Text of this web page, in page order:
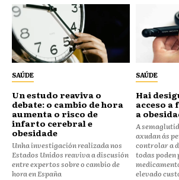
SAÚDE
Un estudo reaviva o
debate: o cambio de hora
aumenta o risco de
infarto cerebral e
obesidade
Unha investigación realizada nos
Estados Unidos reaviva a discusión
entre expertos sobre o cambio de
hora en España
SAÚDE
Hai
acceso
a
A
axudan ás
controlar a
todas
elevado